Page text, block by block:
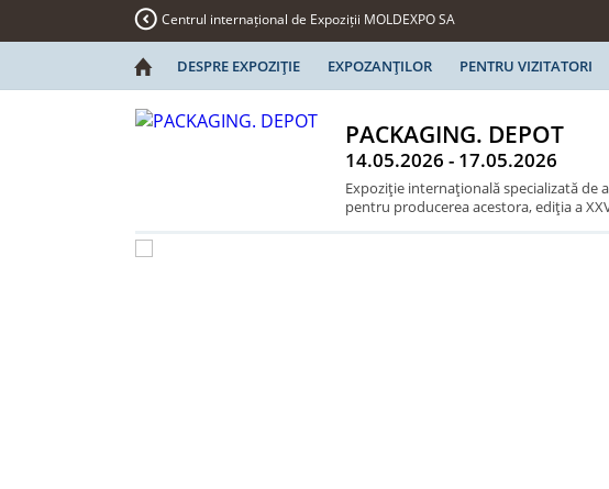
Centrul internațional de Expoziții MOLDEXPO SA
DESPRE EXPOZIŢIE EXPOZANŢILOR PENTRU VIZITATORI
PACKAGING. DEPOT
14.05.2026 - 17.05.2026
Expoziţie internaţională specializată de
pentru producerea acestora, ediţia a